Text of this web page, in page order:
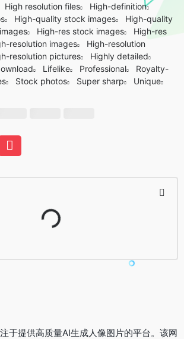
High resolution files
High-definition
High-quality stock images
High-quality
High-res stock images
High-res
resolution images
High-resolution
resolution pictures
Highly detailed
Lifelike Professional
Royalty-
Stock photos Super sharp
Unique
Loading...
于提供高质量AI生成人像图片的平台。该网